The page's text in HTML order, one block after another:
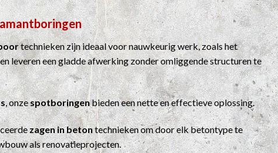
technieken zijn ideaal voor nauwkeurig werk, zoals het
leveren een gladde afwerking zonder omliggende structuren te
, onzespotboringenbieden een nette en effectieve oplossing.
zagen in betontechnieken om door elk betontype te
als renovatieprojecten.